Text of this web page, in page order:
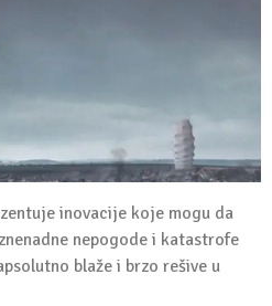
inovacije koje mogu da
nepogode i katastrofe
blaže i brzo rešive u